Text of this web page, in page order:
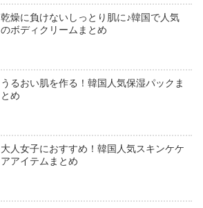
乾燥に負けないしっとり肌に♪韓国で人気
のボディクリームまとめ
うるおい肌を作る！韓国人気保湿パックま
とめ
大人女子におすすめ！韓国人気スキンケケ
アアイテムまとめ